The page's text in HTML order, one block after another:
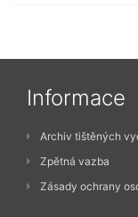
Informace
Archiv tištěných
Zpětná vazba
Zásady ochrany